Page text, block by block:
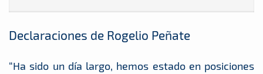
Declaraciones de Rogelio Peñate
“Ha sido un día largo, hemos estado en posiciones